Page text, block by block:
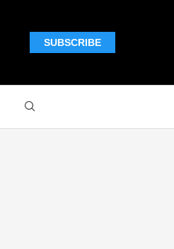
SUBSCRIBE